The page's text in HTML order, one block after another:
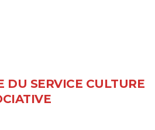
DU SERVICE CULTURE